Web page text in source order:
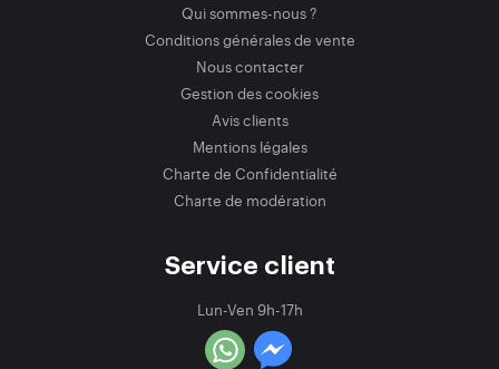
Qui sommes-nous ?
Conditions générales de vente
Nous contacter
Gestion des cookies
Avis clients
Mentions légales
Charte de Confidentialité
Charte de modération
Service client
Lun-Ven 9h-17h